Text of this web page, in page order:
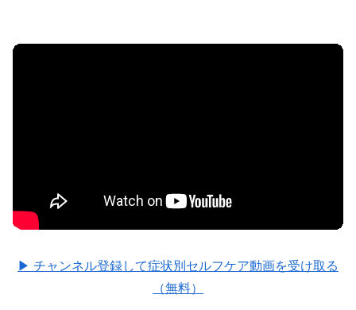
▶ チャンネル登録して症状別セルフケア動画を受け取る
（無料）